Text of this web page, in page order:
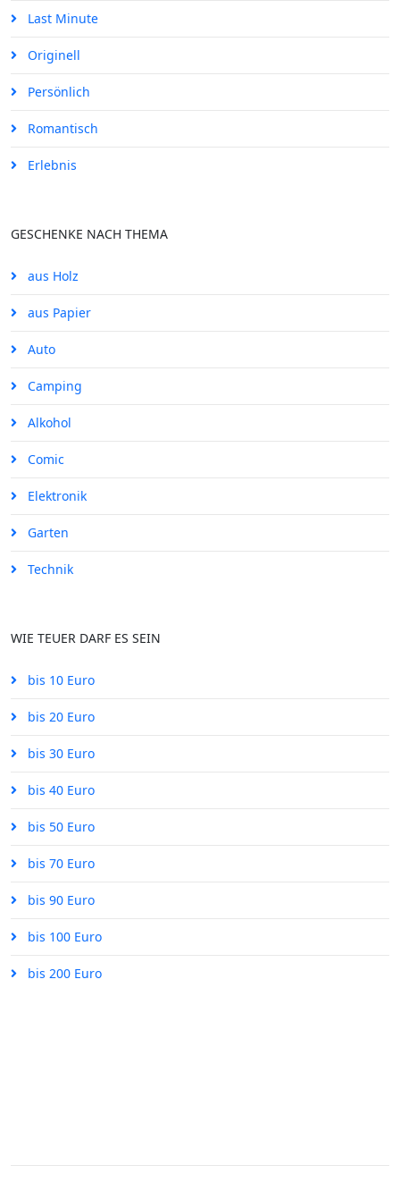
Last Minute
Originell
Persönlich
Romantisch
Erlebnis
GESCHENKE NACH THEMA
aus Holz
aus Papier
Auto
Camping
Alkohol
Comic
Elektronik
Garten
Technik
WIE TEUER DARF ES SEIN
bis 10 Euro
bis 20 Euro
bis 30 Euro
bis 40 Euro
bis 50 Euro
bis 70 Euro
bis 90 Euro
bis 100 Euro
bis 200 Euro